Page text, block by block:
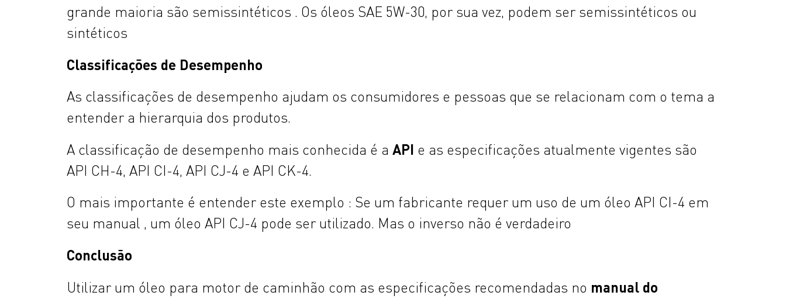
grande maioria são semissintéticos . Os óleos SAE 5W-30, por sua vez, podem ser semissintéticos ou
sintéticos
Classificações de Desempenho
As classificações de desempenho ajudam os consumidores e pessoas que se relacionam com o tema a
entender a hierarquia dos produtos.
A classificação de desempenho mais conhecida é a API e as especificações atualmente vigentes são
API CH-4, API CI-4, API CJ-4 e API CK-4.
O mais importante é entender este exemplo : Se um fabricante requer um uso de um óleo API CI-4 em
seu manual , um óleo API CJ-4 pode ser utilizado. Mas o inverso não é verdadeiro
Conclusão
Utilizar um óleo para motor de caminhão com as especificações recomendadas no manual do